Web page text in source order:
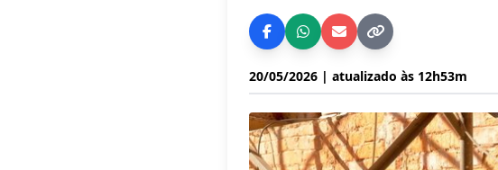
20/05/2026 | atualizado às 12h53m